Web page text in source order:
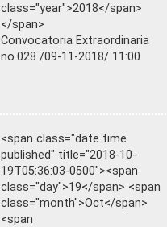
class="year">2018</span>
</span>
Convocatoria Extraordinaria
no.028 /09-11-2018/ 11:00
<span class="date time
published" title="2018-10-
19T05:36:03-0500"><span
class="day">19</span> <span
class="month">Oct</span>
<span